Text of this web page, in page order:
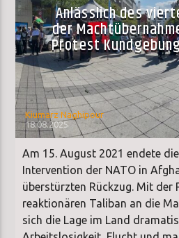
Anlässlich des
der
Protest
Kiumarz Naghipour
18.08.2025
Am 15. August 2021 endete
Intervention der NATO in
überstürzten Rückzug. Mit der
reaktionären Taliban an die
sich die Lage im Land